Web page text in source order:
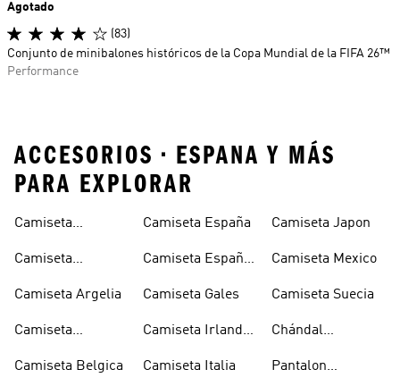
Agotado
(83)
Conjunto de minibalones históricos de la Copa Mundial de la FIFA 26™
Performance
ACCESORIOS • ESPANA Y MÁS
PARA EXPLORAR
Camiseta
Camiseta
Camiseta Argelia
Camiseta
Camiseta Belgica
Camiseta España
Camiseta España
Camiseta Gales
Camiseta Irlanda
Camiseta Italia
Camiseta Japon
Camiseta Mexico
Camiseta Suecia
Chándal
Española
Pantalon